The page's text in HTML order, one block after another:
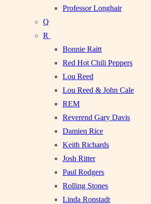
Professor Longhair
Q
R
Bonnie Raitt
Red Hot Chili Peppers
Lou Reed
Lou Reed & John Cale
REM
Reverend Gary Davis
Damien Rice
Keith Richards
Josh Ritter
Paul Rodgers
Rolling Stones
Linda Ronstadt